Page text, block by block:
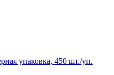
упаковка, 450 шт./уп.